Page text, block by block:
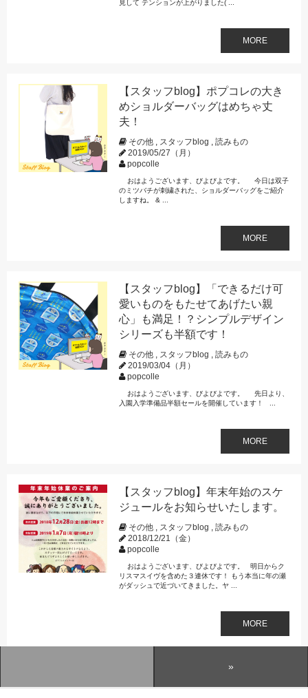
見して テンションが上がりました( ...
MORE
【スタッフblog】ポプコレの大き
めショルダーバッグはめちゃ丈
夫！
その他, スタッフblog , 読みもの
2019/05/27（月）
popcolle
おはようございます、びよびよです。 今日は双子
のミツバチが刺繍された、ショルダーバッグをご紹介
しますね。 & ...
MORE
【スタッフblog】「できるだけ可
愛いものをもたせてあげたい親
心」も満足！？シンプルデザイン
シリーズも半額です！
その他, スタッフblog , 読みもの
2019/03/04（月）
popcolle
おはようございます、びよびよです。 先日より、
入園入学準備品半額セールを開催しています！ ...
MORE
【スタッフblog】年末年始のスケ
ジュールをお知らせいたします。
その他, スタッフblog , 読みもの
2018/12/21（金）
popcolle
おはようございます、びよびよです。 明日からク
リスマスイヴを含めた３連休です！ もう本当に年の瀬
がダッシュで近づいてきました。ヤ ...
MORE
»